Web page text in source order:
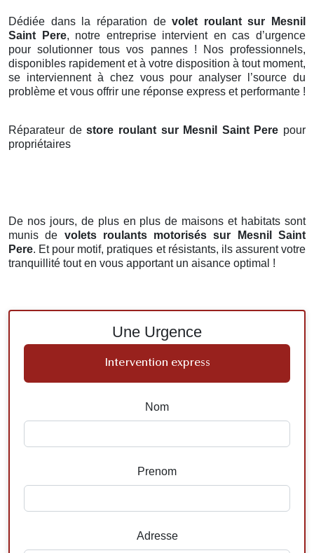
Dédiée dans la réparation devolet roulant sur Mesnil
Saint Pere, notre entreprise intervient en cas d’urgence
pour solutionner tous vos pannes ! Nos professionnels,
disponibles rapidement et à votre disposition à tout moment,
se interviennent à chez vous pour analyser l’source du
problème et vous offrir une réponse express et performante !
Réparateur destore roulant sur Mesnil Saint Pere pour
propriétaires
De nos jours, de plus en plus de maisons et habitats sont
munis de volets roulants motorisés sur Mesnil Saint
Pere. Et pour motif, pratiques et résistants, ils assurent votre
tranquillité tout en vous apportant un aisance optimal !
Une Urgence
Intervention express
Nom
Prenom
Adresse